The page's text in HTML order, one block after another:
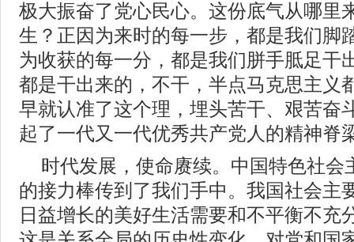
极大振奋了党心民心。这份底气从哪里
生？正因为来时的每一步，都是我们脚
为收获的每一分，都是我们胼手胝足干
都是干出来的，不干，半点马克思主义
早就认准了这个理，埋头苦干、艰苦奋
起了一代又一代优秀共产党人的精神脊
时代发展，使命赓续。中国特色社会
的接力棒传到了我们手中。我国社会主
日益增长的美好生活需要和不平衡不充